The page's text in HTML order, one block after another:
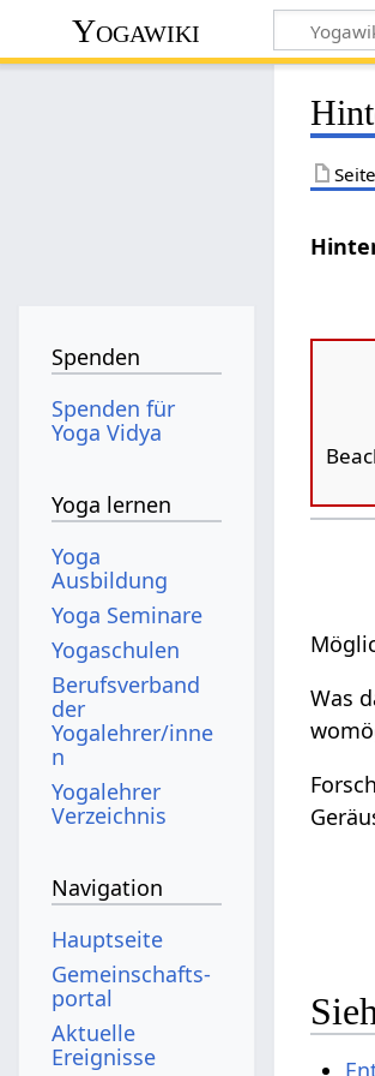
Yogawiki
Seite
Was
Spenden
Spenden für
Yoga Vidya
Yoga lernen
Yoga
Ausbildung
Yoga Seminare
Yogaschulen
Berufsverband
der
Yogalehrer/inne
n
Yogalehrer
Verzeichnis
Navigation
Hauptseite
Gemeinschafts­
portal
Aktuelle
Ereignisse